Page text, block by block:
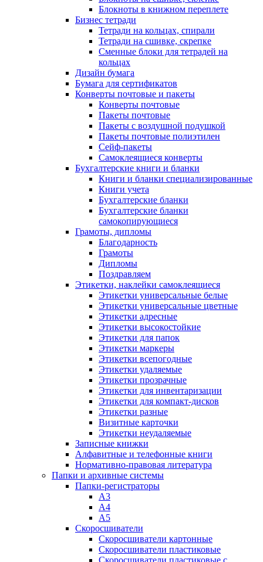
Блокноты в книжном переплете
Бизнес тетради
Тетради на кольцах, спирали
Тетради на сшивке, скрепке
Сменные блоки для тетрадей на
кольцах
Дизайн бумага
Бумага для сертификатов
Конверты почтовые и пакеты
Конверты почтовые
Пакеты почтовые
Пакеты с воздушной подушкой
Пакеты почтовые полиэтилен
Сейф-пакеты
Самоклеящиеся конверты
Бухгалтерские книги и бланки
Книги и бланки специализированные
Книги учета
Бухгалтерские бланки
Бухгалтерские бланки
самокопирующиеся
Грамоты, дипломы
Благодарность
Грамоты
Дипломы
Поздравляем
Этикетки, наклейки самоклеящиеся
Этикетки универсальные белые
Этикетки универсальные цветные
Этикетки адресные
Этикетки высокостойкие
Этикетки для папок
Этикетки маркеры
Этикетки всепогодные
Этикетки удаляемые
Этикетки прозрачные
Этикетки для инвентаризации
Этикетки для компакт-дисков
Этикетки разные
Визитные карточки
Этикетки неудаляемые
Записные книжки
Алфавитные и телефонные книги
Нормативно-правовая литература
Папки и архивные системы
Папки-регистраторы
А3
А4
А5
Скоросшиватели
Скоросшиватели картонные
Скоросшиватели пластиковые